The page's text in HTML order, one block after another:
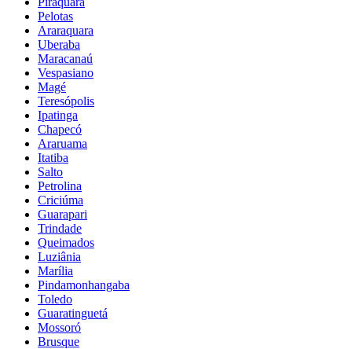
Pelotas
Araraquara
Uberaba
Maracanaú
Vespasiano
Magé
Teresópolis
Ipatinga
Chapecó
Araruama
Itatiba
Salto
Petrolina
Criciúma
Guarapari
Trindade
Queimados
Luziânia
Marília
Pindamonhangaba
Toledo
Guaratinguetá
Mossoró
Brusque